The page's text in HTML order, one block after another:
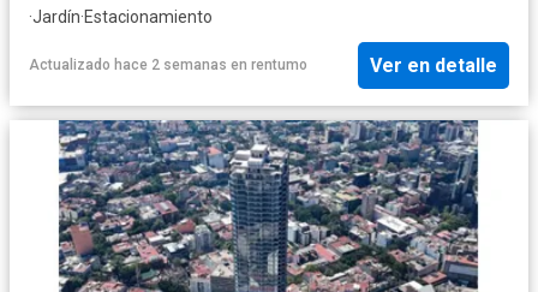
·Jardín·Estacionamiento
Actualizado hace 2 semanas en rentumo Ver en detalle